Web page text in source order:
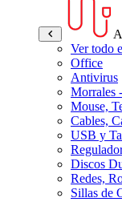
Ver todo
Office
Antivirus
Morrales
Mouse,
Cables,
USB y
Discos
Redes,
Sillas de